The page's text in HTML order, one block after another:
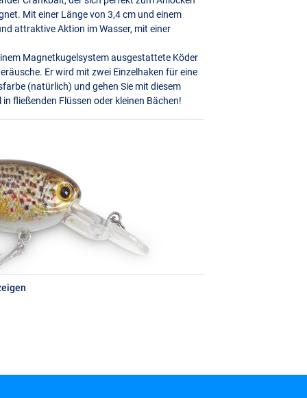
Mit einer Länge von 3,4 cm und einem
attraktive Aktion im Wasser, mit einer
Magnetkugelsystem ausgestattete Köder
Er wird mit zwei Einzelhaken für eine
(natürlich) und gehen Sie mit diesem
fließenden Flüssen oder kleinen Bächen!